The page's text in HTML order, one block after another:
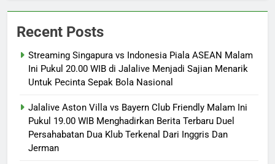
Recent Posts
Streaming Singapura vs Indonesia Piala ASEAN Malam
Ini Pukul 20.00 WIB di Jalalive Menjadi Sajian Menarik
Untuk Pecinta Sepak Bola Nasional
Jalalive Aston Villa vs Bayern Club Friendly Malam Ini
Pukul 19.00 WIB Menghadirkan Berita Terbaru Duel
Persahabatan Dua Klub Terkenal Dari Inggris Dan
Jerman